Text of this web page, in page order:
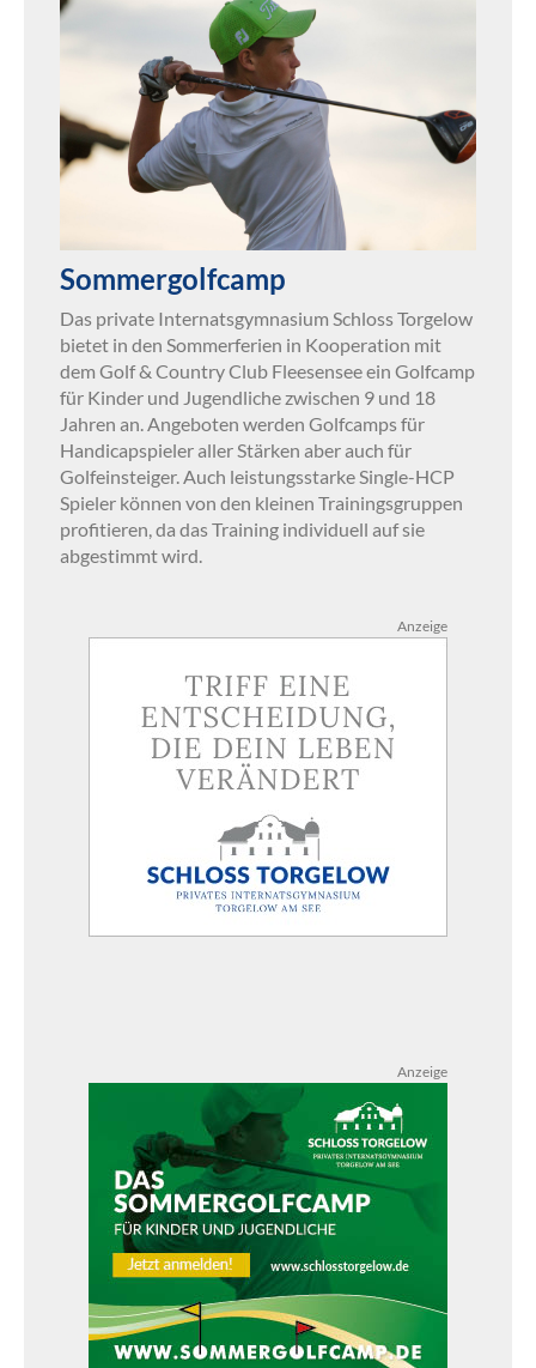
Sommergolfcamp
Das private Internatsgymnasium Schloss Torgelow
bietet in den Sommerferien in Kooperation mit
dem Golf & Country Club Fleesensee ein Golfcamp
für Kinder und Jugendliche zwischen 9 und 18
Jahren an. Angeboten werden Golfcamps für
Handicapspieler aller Stärken aber auch für
Golfeinsteiger. Auch leistungsstarke Single-HCP
Spieler können von den kleinen Trainingsgruppen
profitieren, da das Training individuell auf sie
abgestimmt wird.
Anzeige
Anzeige